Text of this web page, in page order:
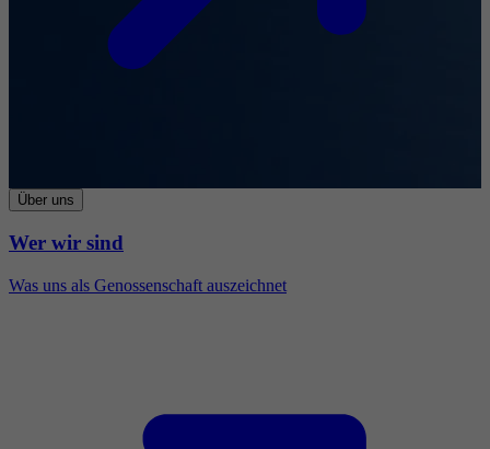
Über uns
Wer wir sind
Was uns als Genossenschaft auszeichnet